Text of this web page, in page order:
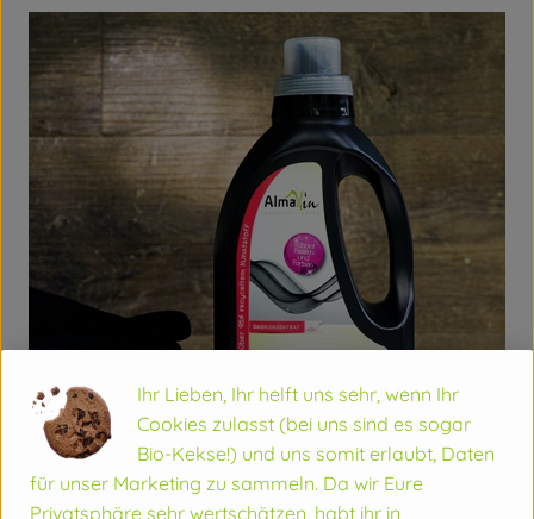
Ihr Lieben, Ihr helft uns sehr, wenn Ihr
Cookies zulasst (bei uns sind es sogar
Bio-Kekse!) und uns somit erlaubt, Daten
für unser Marketing zu sammeln. Da wir Eure
Privatsphäre sehr wertschätzen, habt ihr in